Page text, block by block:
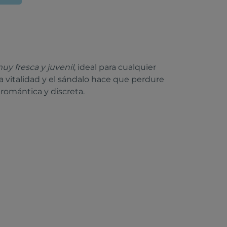
fresca y juvenil, ideal para cualquier
vitalidad y el sándalo hace que perdure
y discreta.